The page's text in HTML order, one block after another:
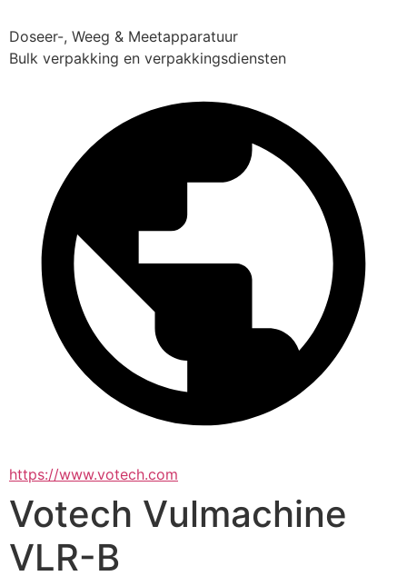
Doseer-, Weeg & Meetapparatuur
Bulk verpakking en verpakkingsdiensten
https://www.votech.com
Votech Vulmachine
VLR-B